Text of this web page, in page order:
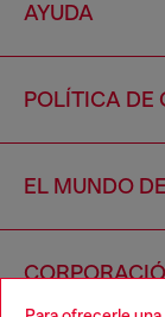
AYUDA
POLÍTICA DE
EL MUNDO